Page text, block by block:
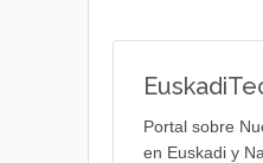
Portal sobre
en Euskadi y